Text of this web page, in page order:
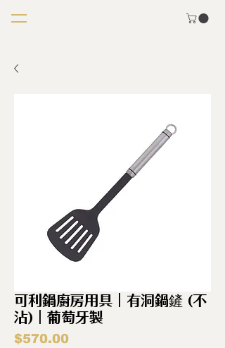
可利鍋廚房用具｜有洞鍋鏟 (不
沾)｜葡萄牙製
$570.00價